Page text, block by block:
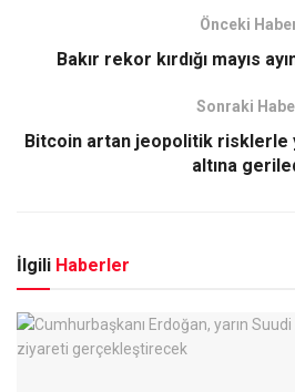
Önceki
Bakır rekor kırdığı mayıs
Sonraki
Bitcoin artan jeopolitik risklerle
altına
İlgili Haberler